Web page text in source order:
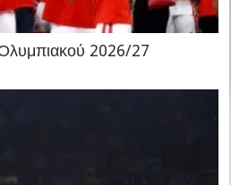
2026/27